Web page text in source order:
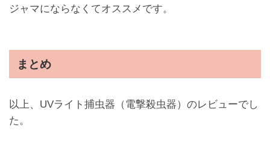
ジャマにならなくてオススメです。
まとめ
以上、UVライト捕虫器（電撃殺虫器）のレビューでし
た。